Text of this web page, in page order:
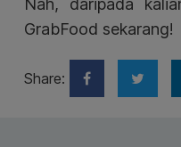
GrabFood sekarang!
Share: